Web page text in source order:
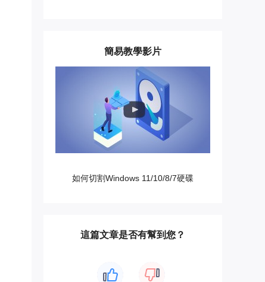
簡易教學影片
如何切割Windows 11/10/8/7硬碟
這篇文章是否有幫到您？